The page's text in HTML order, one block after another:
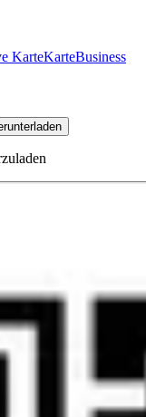
KarteKarteBusiness